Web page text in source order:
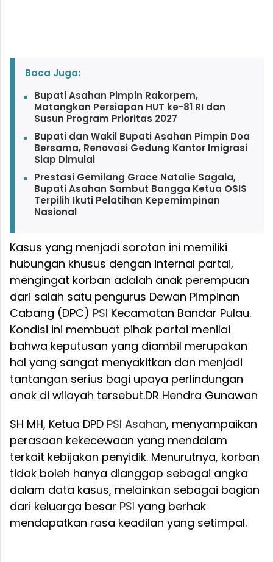
Baca Juga:
Bupati Asahan Pimpin Rakorpem,
Matangkan Persiapan HUT ke-81 RI dan
Susun Program Prioritas 2027
Bupati dan Wakil Bupati Asahan Pimpin Doa
Bersama, Renovasi Gedung Kantor Imigrasi
Siap Dimulai
Prestasi Gemilang Grace Natalie Sagala,
Bupati Asahan Sambut Bangga Ketua OSIS
Terpilih Ikuti Pelatihan Kepemimpinan
Nasional
Kasus yang menjadi sorotan ini memiliki
hubungan khusus dengan internal partai,
mengingat korban adalah anak perempuan
dari salah satu pengurus Dewan Pimpinan
Cabang (DPC) PSI Kecamatan Bandar Pulau.
Kondisi ini membuat pihak partai menilai
bahwa keputusan yang diambil merupakan
hal yang sangat menyakitkan dan menjadi
tantangan serius bagi upaya perlindungan
anak di wilayah tersebut.DR Hendra Gunawan
SH MH, Ketua DPD PSI Asahan, menyampaikan
perasaan kekecewaan yang mendalam
terkait kebijakan penyidik. Menurutnya, korban
tidak boleh hanya dianggap sebagai angka
dalam data kasus, melainkan sebagai bagian
dari keluarga besar PSI yang berhak
mendapatkan rasa keadilan yang setimpal.